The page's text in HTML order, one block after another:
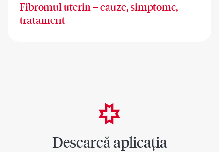
Fibromul uterin – cauze, simptome,
tratament
Descarcă aplicația